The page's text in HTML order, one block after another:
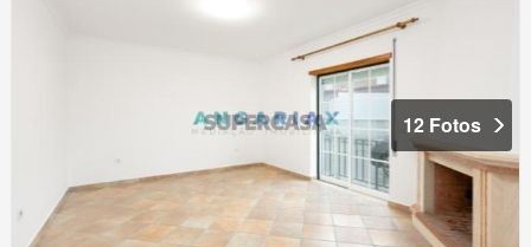
12 Fotos